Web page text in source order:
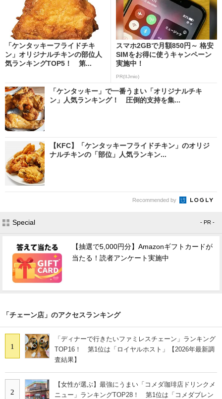
「ケンタッキーフライドチキ
ン」オリジナルチキンの部位人
気ランキングTOP5！ 第...
スマホ2GBで月額850円～ 格安
SIMをお得に使うキャンペーン
実施中！
PR(IIJmio)
「ケンタッキー」で一番うまい「オリジナルチキ
ン」人気ランキング！ 圧倒的支持を集...
【KFC】「ケンタッキーフライドチキン」のオリジ
ナルチキンの「部位」人気ランキン...
Recommended by
Special - PR -
【抽選で5,000円分】Amazonギフトカードが
当たる！読者アンケート実施中
「チェーン店」のアクセスランキング
1
「ディナーで行きたいファミレスチェーン」ランキング
TOP16！ 第1位は「ロイヤルホスト」【2026年最新調
査結果】
2
【女性が選ぶ】最強にうまい「コメダ珈琲店ドリンクメ
ニュー」ランキングTOP28！ 第1位は「コメダブレン